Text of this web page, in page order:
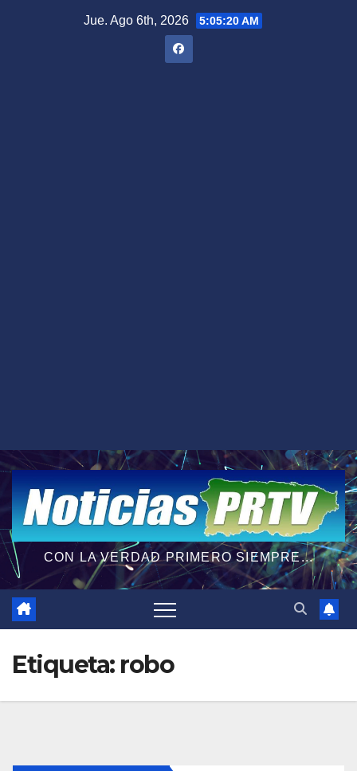
Jue. Ago 6th, 2026 5:05:21 AM
CON LA VERDAD PRIMERO SIEMPRE...
Etiqueta: robo